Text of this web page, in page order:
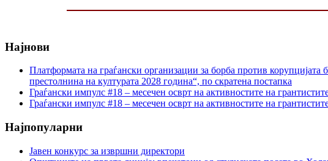
Најнови
Платформата на граѓански организации за борба против
престолнина на културата 2028 година“, по скратена постапка
Граѓански импулс #18 – месечен осврт на активностите на
Граѓански импулс #18 – месечен осврт на активностите на
Најпопуларни
Јавен конкурс за извршни директори